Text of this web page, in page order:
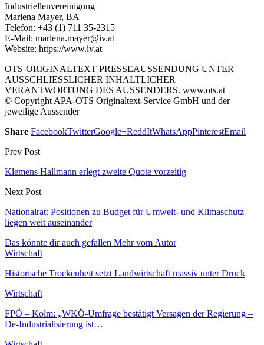
Industriellenvereinigung
Marlena Mayer, BA
Telefon: +43 (1) 711 35-2315
E-Mail: marlena.mayer@iv.at
Website: https://www.iv.at
OTS-ORIGINALTEXT PRESSEAUSSENDUNG UNTER
AUSSCHLIESSLICHER INHALTLICHER
VERANTWORTUNG DES AUSSENDERS. www.ots.at
© Copyright APA-OTS Originaltext-Service GmbH und der
jeweilige Aussender
Share FacebookTwitterGoogle+ReddItWhatsAppPinterestEmail
Prev Post
Klemens Hallmann erlegt zweite Quote vorzeitig
Next Post
Nationalrat: Positionen zu Budget für Umwelt- und Klimaschutz
liegen weit auseinander
Das könnte dir auch gefallen Mehr vom Autor
Wirtschaft
Historische Trockenheit setzt Landwirtschaft massiv unter Druck
Wirtschaft
FPÖ – Kolm: „WKÖ-Umfrage bestätigt Versagen der Regierung –
De-Industrialisierung ist…